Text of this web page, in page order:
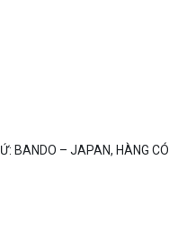
BANDO – JAPAN, HÀNG CÓ